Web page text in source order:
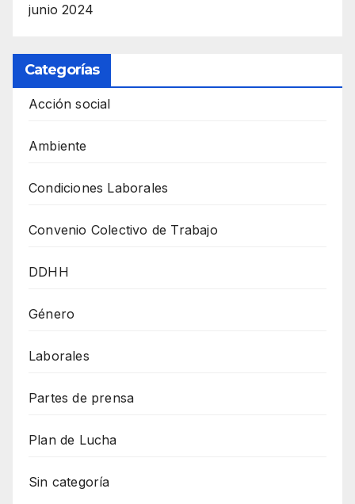
junio 2024
Categorías
Acción social
Ambiente
Condiciones Laborales
Convenio Colectivo de Trabajo
DDHH
Género
Laborales
Partes de prensa
Plan de Lucha
Sin categoría